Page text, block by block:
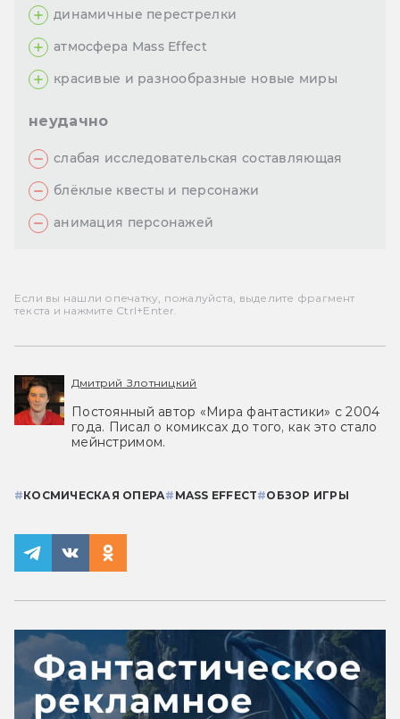
динамичные перестрелки
атмосфера Mass Effect
красивые и разнообразные новые миры
неудачно
слабая исследовательская составляющая
блёклые квесты и персонажи
анимация персонажей
Если вы нашли опечатку, пожалуйста, выделите фрагмент
текста и нажмите Ctrl+Enter.
Дмитрий Злотницкий
Постоянный автор «Мира фантастики» с 2004
года. Писал о комиксах до того, как это стало
мейнстримом.
#КОСМИЧЕСКАЯ ОПЕРА# MASS EFFECT#ОБЗОР ИГРЫ